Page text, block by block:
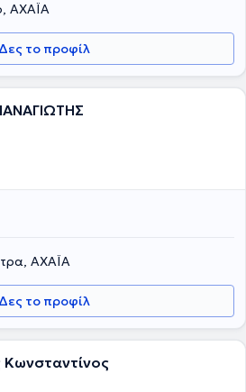
ΑΧΑΪΑ
Δες το προφίλ
ΑΧΑΪΑ
Δες το προφίλ